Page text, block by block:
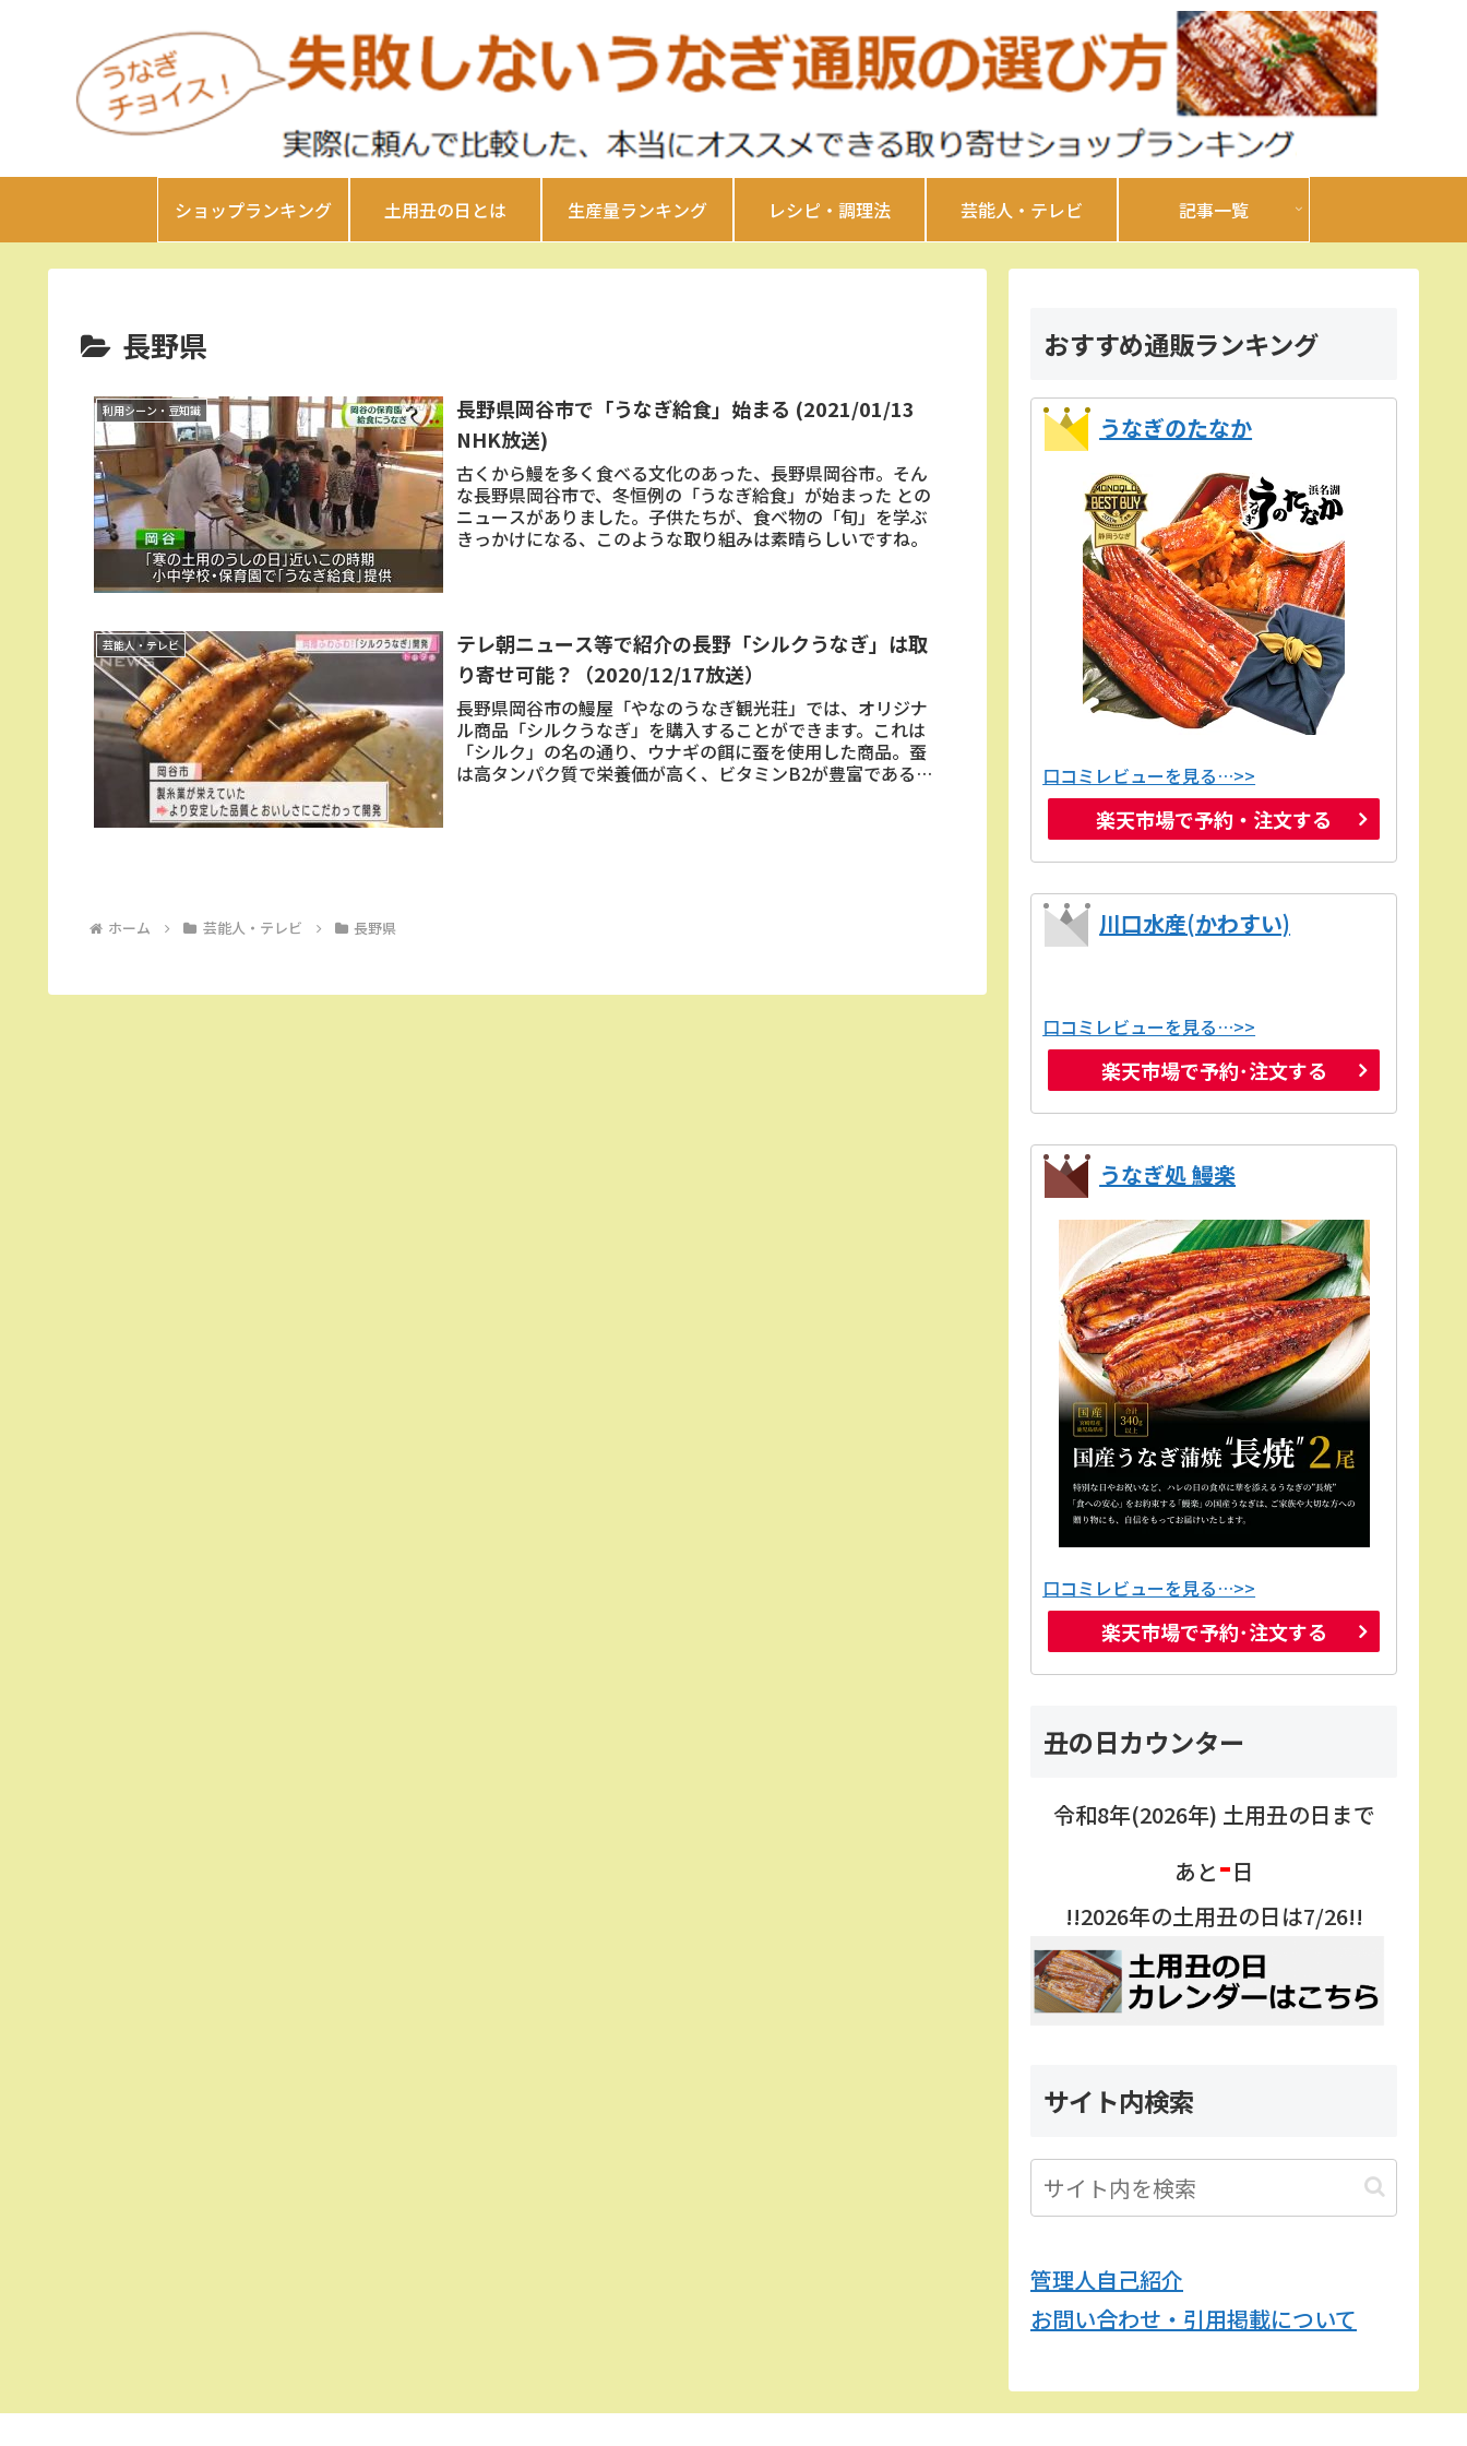
ショップランキング 土用丑の日とは 生産量ランキング レシピ・調理法 芸能人・テレビ 記事一覧
長野県
利用シーン・豆知識
長野県岡谷市で「うなぎ給食」始まる (2021/01/13
NHK放送)
古くから鰻を多く食べる文化のあった、長野県岡谷市。そん
な長野県岡谷市で、冬恒例の「うなぎ給食」が始まった との
ニュースがありました。子供たちが、食べ物の「旬」を学ぶ
きっかけになる、このような取り組みは素晴らしいですね。
芸能人・テレビ
テレ朝ニュース等で紹介の長野「シルクうなぎ」は取
り寄せ可能？（2020/12/17放送）
長野県岡谷市の鰻屋「やなのうなぎ観光荘」では、オリジナ
ル商品「シルクうなぎ」を購入することができます。これは
「シルク」の名の通り、ウナギの餌に蚕を使用した商品。蚕
は高タンパク質で栄養価が高く、ビタミンB2が豊富であると
ホーム 芸能人・テレビ 長野県
おすすめ通販ランキング
うなぎのたなか
口コミレビューを見る…>>
楽天市場で予約・注文する
川口水産(かわすい)
口コミレビューを見る…>>
楽天市場で予約･注文する
うなぎ処 鰻楽
口コミレビューを見る…>>
楽天市場で予約･注文する
丑の日カウンター
令和8年(2026年) 土用丑の日まで
あと-日
!!2026年の土用丑の日は7/26!!
サイト内検索
管理人自己紹介
お問い合わせ・引用掲載について